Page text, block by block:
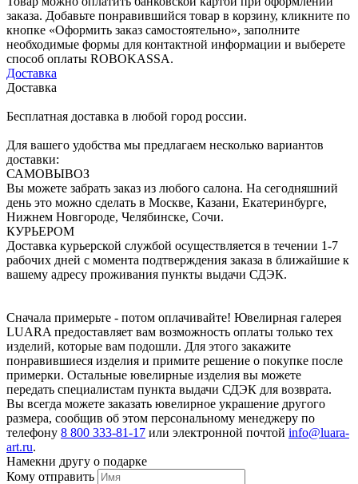
заказа. Добавьте понравившийся товар в корзину, кликните по
кнопке «Оформить заказ самостоятельно», заполните
необходимые формы для контактной информации и выберете
способ оплаты ROBOKASSA.
Доставка
Доставка
Бесплатная доставка в любой город россии.
Для вашего удобства мы предлагаем несколько вариантов
доставки:
САМОВЫВОЗ
Вы можете забрать заказ из любого салона. На сегодняшний
день это можно сделать в Москве, Казани, Екатеринбурге,
Нижнем Новгороде, Челябинске, Сочи.
КУРЬЕРОМ
Доставка курьерской службой осуществляется в течении 1-7
рабочих дней с момента подтверждения заказа в ближайшие к
вашему адресу проживания пункты выдачи СДЭК.
Сначала примерьте - потом оплачивайте! Ювелирная галерея
LUARA предоставляет вам возможность оплаты только тех
изделий, которые вам подошли. Для этого закажите
понравившиеся изделия и примите решение о покупке после
примерки. Остальные ювелирные изделия вы можете
передать специалистам пункта выдачи СДЭК для возврата.
Вы всегда можете заказать ювелирное украшение другого
размера, сообщив об этом персональному менеджеру по
телефону 8 800 333-81-17 или электронной почтой info@luara-
art.ru.
Намекни другу о подарке
Кому отправить